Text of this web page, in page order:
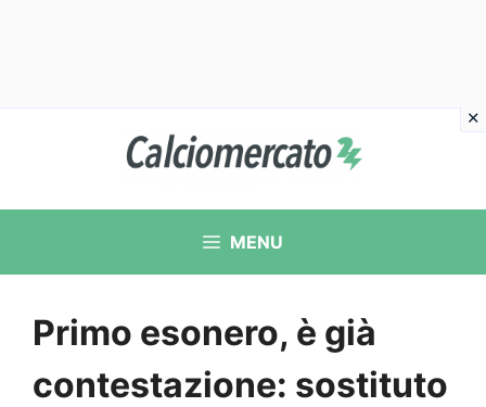
contenuto
MENU
Primo esonero, è già
contestazione: sostituto